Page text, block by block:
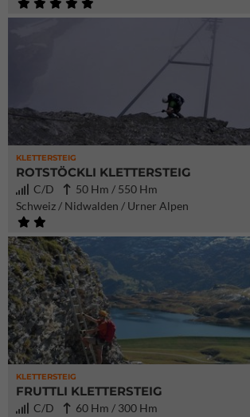
KLETTERSTEIG
ROTSTÖCKLI KLETTERSTEIG
C/D
50 Hm / 550 Hm
Schweiz / Nidwalden / Urner Alpen
KLETTERSTEIG
FRUTTLI KLETTERSTEIG
C/D
60 Hm / 300 Hm